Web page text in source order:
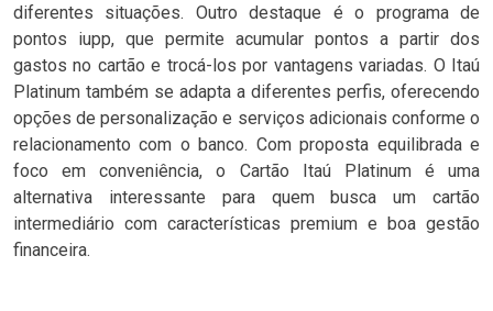
diferentes situações. Outro destaque é o programa de
pontos iupp, que permite acumular pontos a partir dos
gastos no cartão e trocá-los por vantagens variadas. O Itaú
Platinum também se adapta a diferentes perfis, oferecendo
opções de personalização e serviços adicionais conforme o
relacionamento com o banco. Com proposta equilibrada e
foco em conveniência, o Cartão Itaú Platinum é uma
alternativa interessante para quem busca um cartão
intermediário com características premium e boa gestão
financeira.